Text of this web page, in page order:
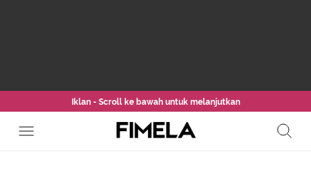
Iklan - Scroll ke bawah untuk melanjutkan